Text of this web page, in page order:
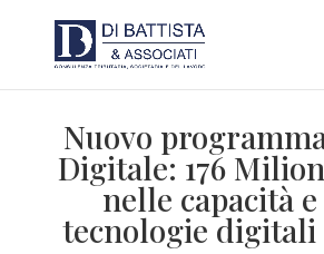
Nuovo
Digitale: 176
nelle capacità
tecnologie digitali